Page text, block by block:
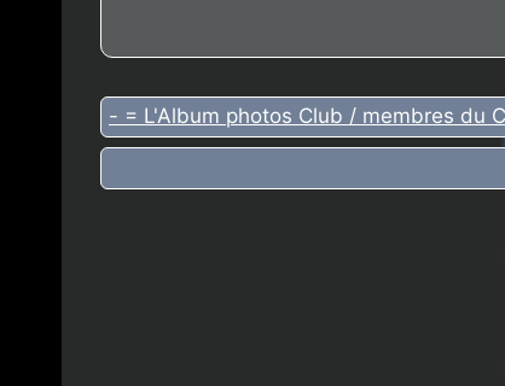
- = L'Album photos Club / membres du